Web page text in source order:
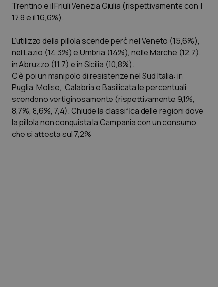
Lombardia
Marche
Molise
Piemonte
Provincia Autonoma di Bolzano
Provincia Autonoma di Trento
Dolore
Donna & Salute
Epatiti
HIV
Infezioni & Febbre
Ipertensione & Scompenso
Trentino e il Friuli Venezia Giulia (rispettivamente con il
17,8 e il 16,6%).
L’utilizzo della pillola scende però nel Veneto (15,6%),
nel Lazio (14,3%) e Umbria (14%), nelle Marche (12,7),
in Abruzzo (11,7) e in Sicilia (10,8%).
C’è poi un manipolo di resistenze nel Sud Italia: in
Puglia, Molise, Calabria e Basilicata le percentuali
scendono vertiginosamente (rispettivamente 9,1%,
8,7%, 8,6%, 7,4). Chiude la classifica delle regioni dove
la pillola non conquista la Campania con un consumo
che si attesta sul 7,2%